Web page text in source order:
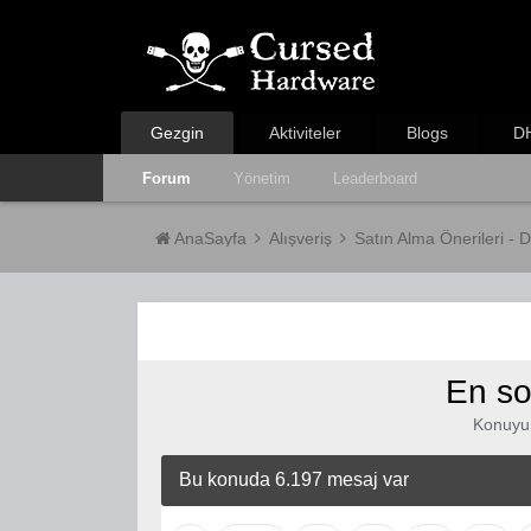
Gezgin
Forum Yönetim Leaderboard
Aktiviteler Blogs
AnaSayfa Alışveriş Satın Alma Önerileri -
En
Bu konuda 6.197 mesaj var